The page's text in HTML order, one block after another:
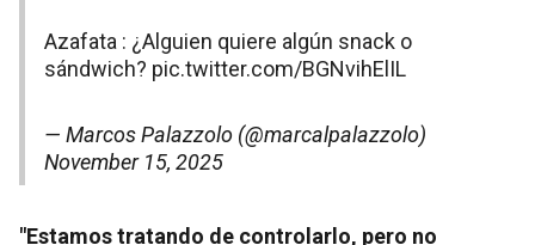
Azafata : ¿Alguien quiere algún snack o
sándwich? pic.twitter.com/BGNvihElIL
— Marcos Palazzolo (@marcalpalazzolo)
November 15, 2025
"Estamos tratando de controlarlo, pero no